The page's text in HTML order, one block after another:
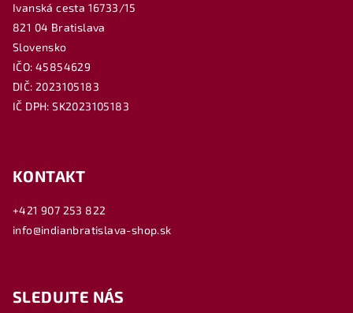
Ivanská cesta 16733/15
821 04 Bratislava
Slovensko
IČO: 45854629
DIČ: 2023105183
IČ DPH: SK2023105183
KONTAKT
+421 907 253 822
info@indianbratislava-shop.sk
SLEDUJTE NÁS